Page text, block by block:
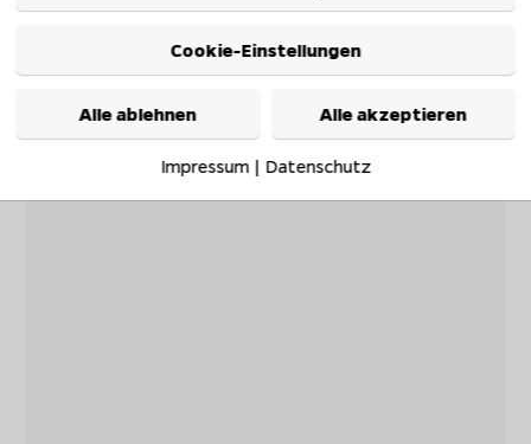
Cookie-Einstellungen
Alle ablehnen Alle akzeptieren
Impressum| Datenschutz